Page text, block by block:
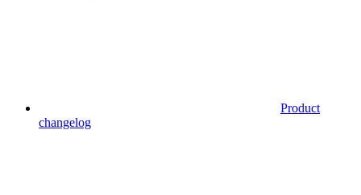
Product
changelog